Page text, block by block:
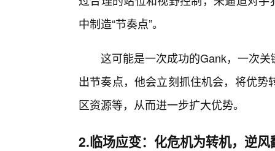
中制造“节奏点”。
这可能是一次成功的Gank，一次
出节奏点，他会立刻抓住机会，将优
区资源等，从而进一步扩大优势。
2.临场应变：化危机为转机，逆风